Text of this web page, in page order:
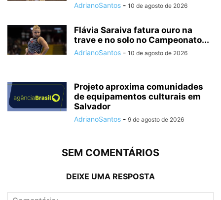
AdrianoSantos - 10 de agosto de 2026
Flávia Saraiva fatura ouro na
trave e no solo no Campeonato...
AdrianoSantos - 10 de agosto de 2026
Projeto aproxima comunidades
de equipamentos culturais em
Salvador
AdrianoSantos - 9 de agosto de 2026
SEM COMENTÁRIOS
DEIXE UMA RESPOSTA